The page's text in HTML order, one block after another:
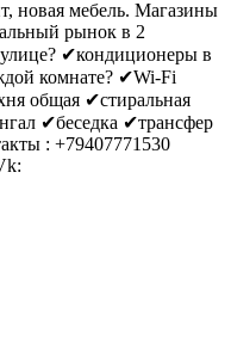
новая мебель. Магазины
рынок в 2
✔кондиционеры в
комнате? ✔Wi-Fi
общая ✔стиральная
✔беседка ✔трансфер
: +79407771530